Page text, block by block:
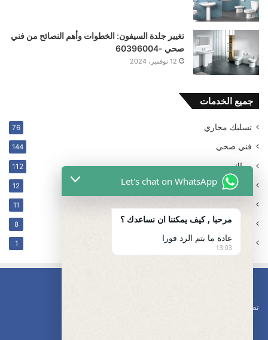
تغيير جلدة السيفون: الخطوات وأهم النصائح من فني
صحي -60396004
12 نوفمبر، 2024
جميع الخدمات
تسليك مجاري 76
فني صحي 144
سباك 112
ترکیب فلتر 12
11
كهربائي 8
تسليك مجاري محافظه مبارك الكبير 1
تصليح مضخات
Let's chat on WhatsApp
مرحبا , كيف يمكننا ان نساعدك ؟
عادة ما يتم الرد فورا
13:03